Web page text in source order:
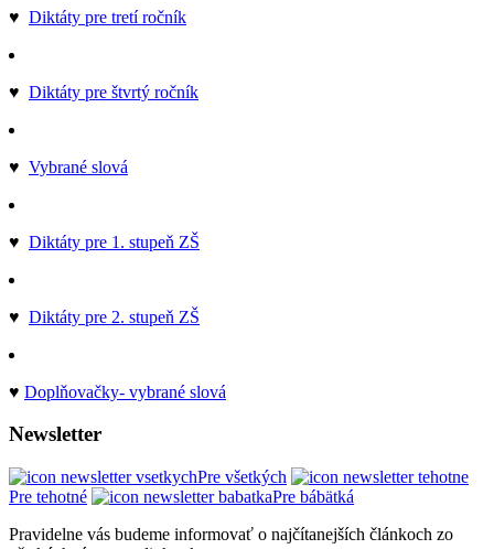
♥ Diktáty pre tretí ročník
♥ Diktáty pre štvrtý ročník
♥ Vybrané slová
♥ Diktáty pre 1. stupeň ZŠ
♥ Diktáty pre 2. stupeň ZŠ
♥ Doplňovačky- vybrané slová
Newsletter
Pre všetkých
Pre tehotné
Pre bábätká
Pravidelne vás budeme informovať o najčítanejších článkoch zo